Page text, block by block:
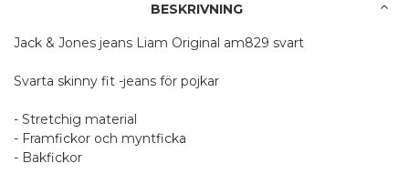
BESKRIVNING
Jack & Jones jeans Liam Original am829 svart
Svarta skinny fit -jeans för pojkar
- Stretchig material
- Framfickor och myntficka
- Bakfickor